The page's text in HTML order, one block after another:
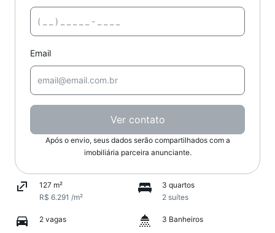
Email
Ver contato
Após o envio, seus dados serão compartilhados com a
imobiliária parceira anunciante.
127 m²
R$ 6.291 /m²
3 quartos
2 suítes
2 vagas 3 Banheiros